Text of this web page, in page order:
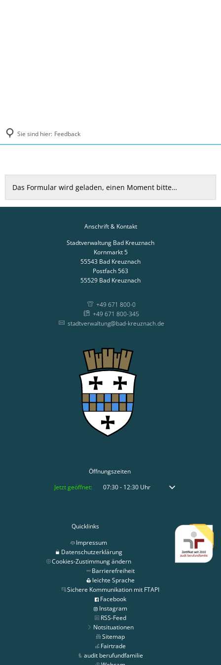
Sie sind hier: Feedback
Feedback
Das Formular wird geladen, einen Moment bitte…
Anschrift & Kontakt
Stadtverwaltung Bad Kreuznach
Kornmarkt 5
55543 Bad Kreuznach
Postfach 563
55529 Bad Kreuznach
+49 671 800-0
+49 671 800-345
stadtverwaltung@bad-kreuznach.de
Öffnungszeiten
Klicken, um weitere Öffnungs- oder Schließzeiten auszublenden
Jetzt geöffnet: 07:30- 12:30Uhr Von 07:30 bis 12:30
Quicklinks
Impressum
Datenschutzerklärung
Cookies-Zustimmung ändern
Barrierefreiheit
leichte Sprache
Sichere Kommunikation mit FTAPI
Facebook
Instagram
RSS-Feed
Notsituationen
Sitemap
Fairtrade
audit berufundfamilie